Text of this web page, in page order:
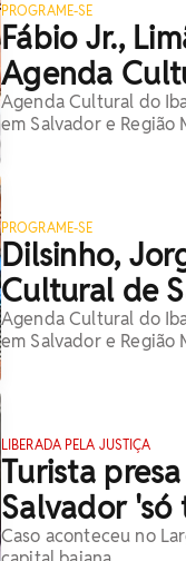
PROGRAME-SE
Fábio Jr.,
Agenda
Agenda Cultural do
em Salvador e Região
PROGRAME-SE
Dilsinho,
Cultural de
Agenda Cultural do
em Salvador e Região
LIBERADA PELA JUSTIÇA
Turista
Salvador 'só
Caso aconteceu no